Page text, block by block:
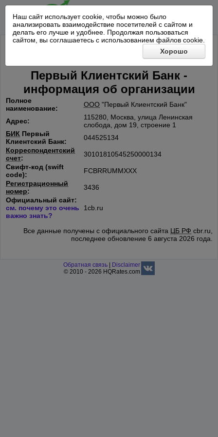
Наш сайт использует cookie, чтобы можно было
анализировать взаимодействие посетителей с сайтом и
делать его лучше и удобнее. Продолжая пользоваться
сайтом, вы соглашаетесь с использованием файлов cookie.
Хорошо
Первый Клиентский Банк -
информация об организации
Полное
наименование:
ООО "Первый Клиентский Банк"
Адрес:
115280, Москва, улица Ленинская
слобода, дом 19, строение 1
БИК Первый
Клиентский Банк:
044525134
Корреспондентский
счет:
30101810545250000134
Свифт-код (swift
code):
FCBRRUMMXXX
Регистрационный
номер:
3436
Официальный сайт:
см. почему это очень
важно знать?
1cb.ru
Все данные получены с официального сайта ЦБ РФ cbr.ru,
последнее обновление 6 августа 2026 года.
Обратная связь
Disclaimer
© 2010 - 2026 HQRates.com